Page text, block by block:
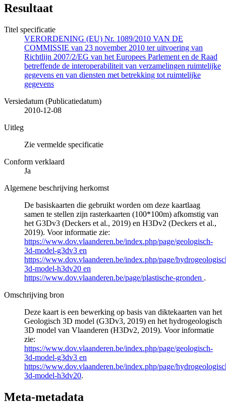
Resultaat
Titel specificatie
VERORDENING (EU) Nr. 1089/2010 VAN DE
COMMISSIE van 23 november 2010 ter uitvoering van
Richtlijn 2007/2/EG van het Europees Parlement en de Raad
betreffende de interoperabiliteit van verzamelingen ruimtelijke
gegevens en van diensten met betrekking tot ruimtelijke
gegevens
Versiedatum (Publicatiedatum)
2010-12-08
Uitleg
Zie vermelde specificatie
Conform verklaard
Ja
Algemene beschrijving herkomst
De basiskaarten die gebruikt worden om deze kaartlaag
samen te stellen zijn rasterkaarten (100*100m) afkomstig van
het G3Dv3 (Deckers et al., 2019) en H3Dv2 (Deckers et al.,
2019). Voor informatie zie:
https://www.dov.vlaanderen.be/index.php/page/geologisch-
3d-model-g3dv3 en
https://www.dov.vlaanderen.be/index.php/page/
3d-model-h3dv20 en
https://www.dov.vlaanderen.be/page/plastische-gronden .
Omschrijving bron
Deze kaart is een bewerking op basis van diktekaarten van het
Geologisch 3D model (G3Dv3, 2019) en het hydrogeologisch
3D model van Vlaanderen (H3Dv2, 2019). Voor informatie
zie:
https://www.dov.vlaanderen.be/index.php/page/geologisch-
3d-model-g3dv3 en
https://www.dov.vlaanderen.be/index.php/page/
3d-model-h3dv20.
Meta-metadata